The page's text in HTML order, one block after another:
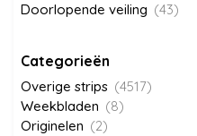
Doorlopende veiling (43)
Categorieën
Overige strips (4517)
Weekbladen (8)
Originelen (2)